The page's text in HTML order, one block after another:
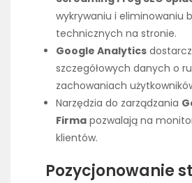
wykrywaniu i eliminowaniu
technicznych na stronie.
Google Analytics
szczegółowych danych o
zachowaniach
Narzędzia do zarządzania
Firma pozwalają na
klientów.
Pozycjonowanie